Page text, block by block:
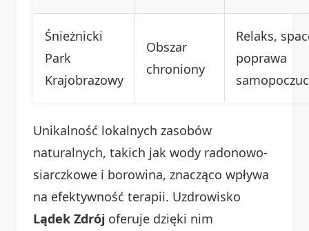
Śnieżnicki
Park
Krajobrazowy
Obszar
chroniony
Relaks,
poprawa
Unikalność lokalnych zasobów
naturalnych, takich jak wody radonowo-
siarczkowe i borowina, znacząco wpływa
na efektywność terapii. Uzdrowisko
Lądek Zdrój oferuje dzięki nim